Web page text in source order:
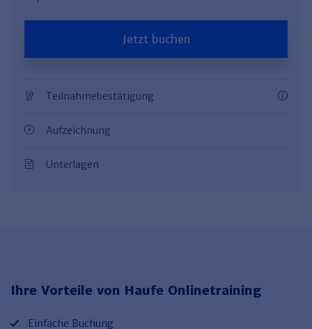
Jetzt buchen
Teilnahmebestätigung
Aufzeichnung
Unterlagen
Ihre Vorteile von Haufe Onlinetraining
Einfache Buchung